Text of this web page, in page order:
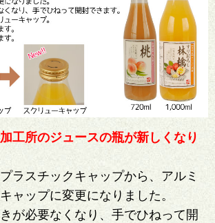
工所のジュースの瓶が新しくなり
ラスチックキャップから、アルミ
ャップに変更になりました。
が必要なくなり、手でひねって開